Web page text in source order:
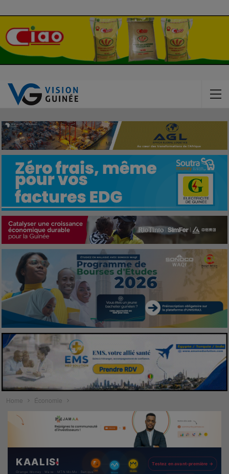
Home Économie